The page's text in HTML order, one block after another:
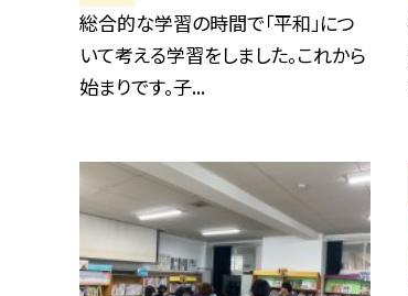
総合的な学習の時間で「平和」につ
いて考える学習をしました。これから
始まりです。子...